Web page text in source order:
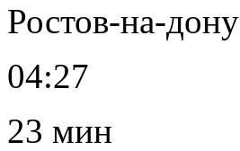
Ростов-на-дону
04:27
23 мин